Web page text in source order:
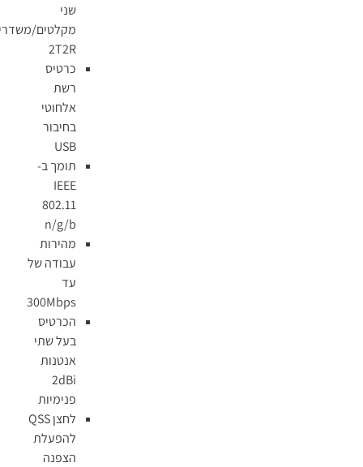
שני
מקלטים/משדרים
2T2R
כרטיס
רשת
אלחוטי
בחיבור
USB
תומך ב-
IEEE
802.11
n/g/b
מהירות
עבודה של
300Mbps
הכרטיס
בעל שתי
אנטנות
2dBi
פנימיות
לחצן QSS
להפעלת
הצפנה